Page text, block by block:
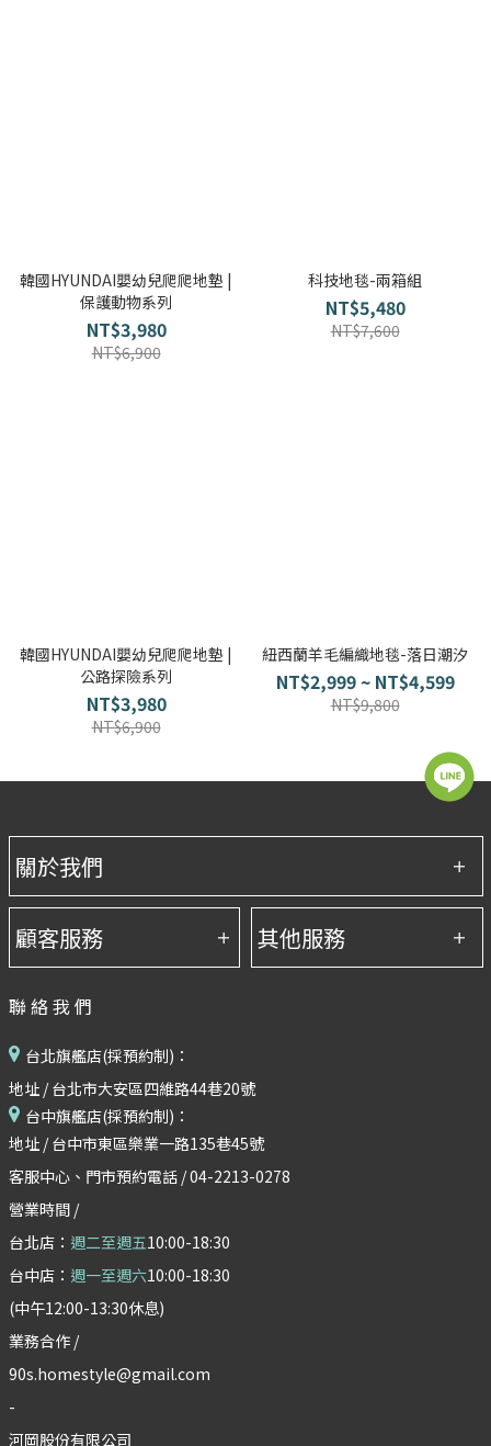
韓國HYUNDAI嬰幼兒爬爬地墊 |
保護動物系列
NT$3,980
NT$6,900
科技地毯-兩箱組
NT$5,480
NT$7,600
韓國HYUNDAI嬰幼兒爬爬地墊 |
公路探險系列
NT$3,980
NT$6,900
紐西蘭羊毛編織地毯-落日潮汐
NT$2,999 ~ NT$4,599
NT$9,800
聯絡我們
台北旗艦店(採預約制)：
地址 / 台北市大安區四維路44巷20號
台中旗艦店(採預約制)：
地址 / 台中市東區樂業一路135巷45號
客服中心、門市預約電話 / 04-2213-0278
營業時間 /
台北店： 週二至週五10:00-18:30
台中店： 週一至週六10:00-18:30
(中午12:00-13:30休息)
業務合作 /
90s.homestyle@gmail.com
-
河岡股份有限公司